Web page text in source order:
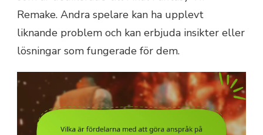
Remake. Andra spelare kan ha upplevt
liknande problem och kan erbjuda insikter eller
lösningar som fungerade för dem.